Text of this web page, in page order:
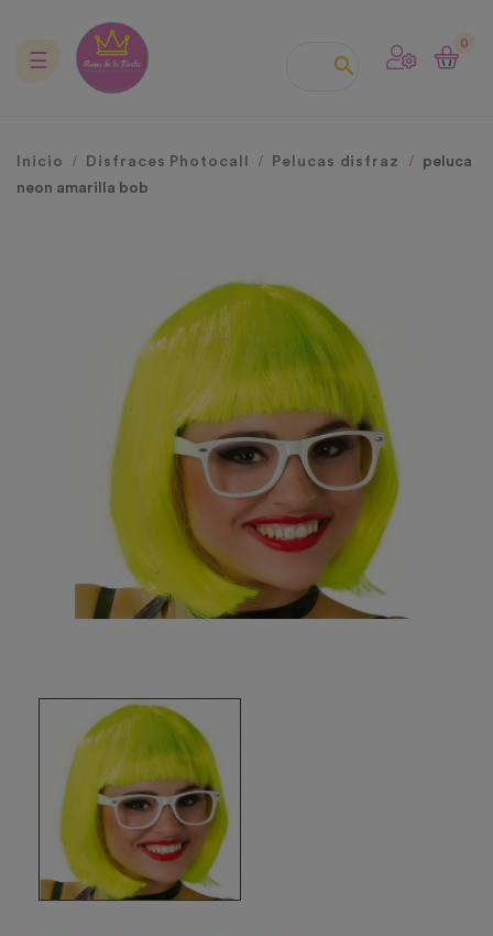

0
Navegación
☰
Inicio Disfraces Photocall Pelucas disfraz
peluca
neon amarilla bob